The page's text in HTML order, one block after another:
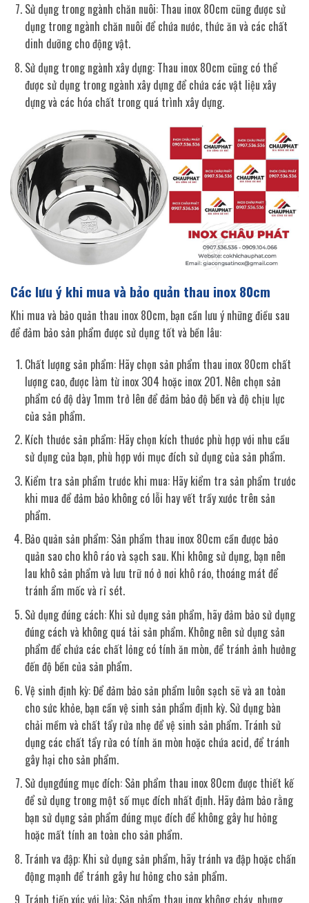
Sử dụng trong ngành chăn nuôi: Thau inox 80cm cũng được sử
dụng trong ngành chăn nuôi để chứa nước, thức ăn và các chất
dinh dưỡng cho động vật.
Sử dụng trong ngành xây dựng: Thau inox 80cm cũng có thể
được sử dụng trong ngành xây dựng để chứa các vật liệu xây
dựng và các hóa chất trong quá trình xây dựng.
Các lưu ý khi mua và bảo quản thau inox 80cm
Khi mua và bảo quản thau inox 80cm, bạn cần lưu ý những điều sau
để đảm bảo sản phẩm được sử dụng tốt và bền lâu:
Chất lượng sản phẩm: Hãy chọn sản phẩm thau inox 80cm chất
lượng cao, được làm từ inox 304 hoặc inox 201. Nên chọn sản
phẩm có độ dày 1mm trở lên để đảm bảo độ bền và độ chịu lực
của sản phẩm.
Kích thước sản phẩm: Hãy chọn kích thước phù hợp với nhu cầu
sử dụng của bạn, phù hợp với mục đích sử dụng của sản phẩm.
Kiểm tra sản phẩm trước khi mua: Hãy kiểm tra sản phẩm trước
khi mua để đảm bảo không có lỗi hay vết trầy xước trên sản
phẩm.
Bảo quản sản phẩm: Sản phẩm thau inox 80cm cần được bảo
quản sao cho khô ráo và sạch sau. Khi không sử dụng, bạn nên
lau khô sản phẩm và lưu trữ nó ở nơi khô ráo, thoáng mát để
tránh ẩm mốc và rỉ sét.
Sử dụng đúng cách: Khi sử dụng sản phẩm, hãy đảm bảo sử dụng
đúng cách và không quá tải sản phẩm. Không nên sử dụng sản
phẩm để chứa các chất lỏng có tính ăn mòn, để tránh ảnh hưởng
đến độ bền của sản phẩm.
Vệ sinh định kỳ: Để đảm bảo sản phẩm luôn sạch sẽ và an toàn
cho sức khỏe, bạn cần vệ sinh sản phẩm định kỳ. Sử dụng bàn
chải mềm và chất tẩy rửa nhẹ để vệ sinh sản phẩm. Tránh sử
dụng các chất tẩy rửa có tính ăn mòn hoặc chứa acid, để tránh
gây hại cho sản phẩm.
Sử dụngđúng mục đích: Sản phẩm thau inox 80cm được thiết kế
để sử dụng trong một số mục đích nhất định. Hãy đảm bảo rằng
bạn sử dụng sản phẩm đúng mục đích để không gây hư hỏng
hoặc mất tính an toàn cho sản phẩm.
Tránh va đập: Khi sử dụng sản phẩm, hãy tránh va đập hoặc chấn
động mạnh để tránh gây hư hỏng cho sản phẩm.